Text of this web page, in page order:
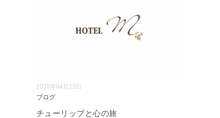
2015年04月23日
ブログ
チューリップと心の旅